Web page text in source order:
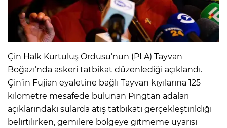
Çin Halk Kurtuluş Ordusu’nun (PLA) Tayvan
Boğazı’nda askeri tatbikat düzenlediği açıklandı.
Çin’in Fujian eyaletine bağlı Tayvan kıyılarına 125
kilometre mesafede bulunan Pingtan adaları
açıklarındaki sularda atış tatbikatı gerçekleştirildiği
belirtilirken, gemilere bölgeye gitmeme uyarısı